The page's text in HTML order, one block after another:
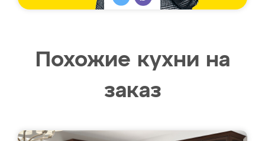
Похожие кухни на
заказ